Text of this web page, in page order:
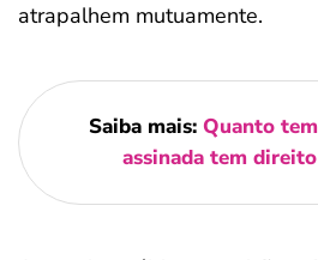
atrapalhem mutuamente.
Saiba mais: Quanto
assinada tem